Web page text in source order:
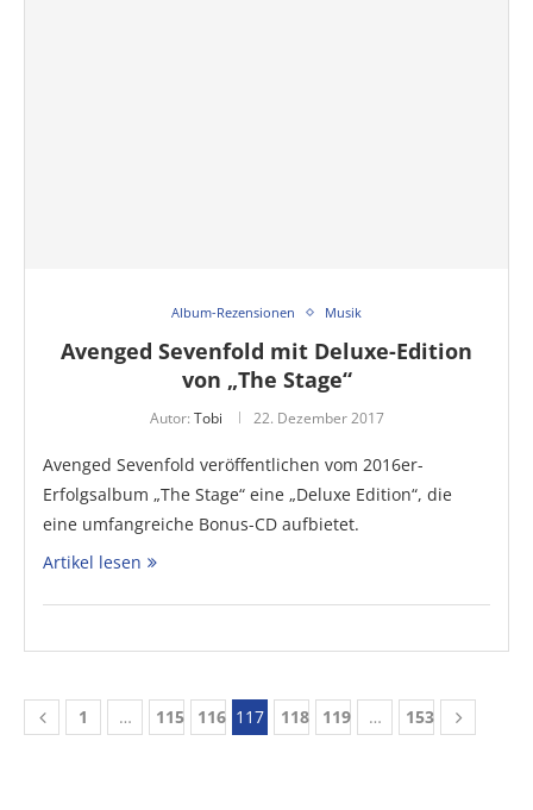
Album-Rezensionen Musik
Avenged Sevenfold mit Deluxe-Edition
von „The Stage“
Autor: Tobi 22. Dezember 2017
Avenged Sevenfold veröffentlichen vom 2016er-
Erfolgsalbum „The Stage“ eine „Deluxe Edition“, die
eine umfangreiche Bonus-CD aufbietet.
Artikel lesen
1 … 115 116 117 118 119 … 153